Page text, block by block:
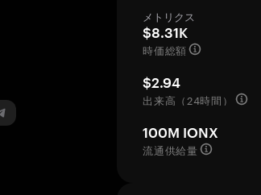
メトリクス
$8.31K
時価総額
$2.94
出来高（24時間）
100M IONX
流通供給量